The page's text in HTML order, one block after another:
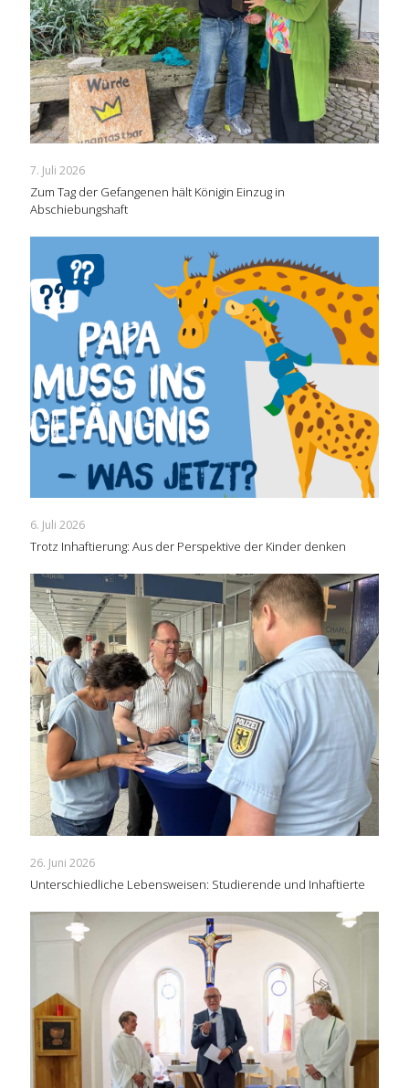
7. Juli 2026
Zum Tag der Gefangenen hält Königin Einzug in
Abschiebungshaft
6. Juli 2026
Trotz Inhaftierung: Aus der Perspektive der Kinder denken
26. Juni 2026
Unterschiedliche Lebensweisen: Studierende und Inhaftierte